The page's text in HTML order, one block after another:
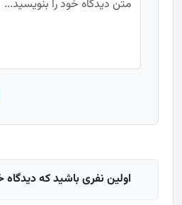
اولین نفری باشید که